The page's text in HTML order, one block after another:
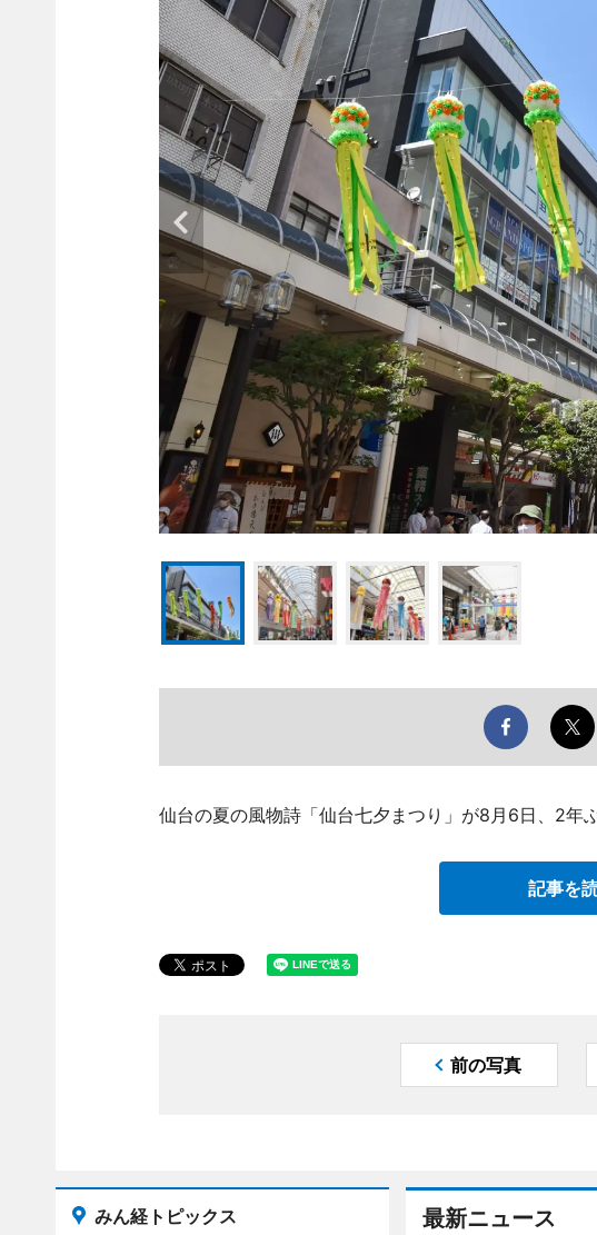
仙台の夏の風物詩「仙台七夕まつり」が8月6日、2年
記事を
前の写真
最新ニュース
みん経トピックス